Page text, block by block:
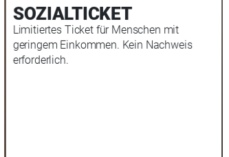
SOZIALTICKET
Limitiertes Ticket für Menschen mit
geringem Einkommen. Kein Nachweis
erforderlich.